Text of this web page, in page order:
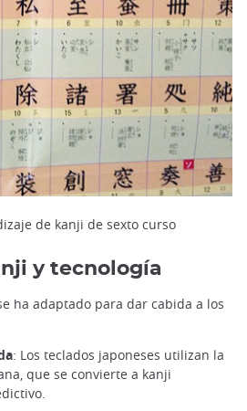
de kanji de sexto curso
y tecnología
ha adaptado para dar cabida a los
: Los teclados japoneses utilizan la
que se convierte a kanji